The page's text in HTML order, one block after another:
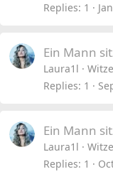
Replies 1
Ein Mann
Laura1l
Replies 1
Ein Mann
Laura1l
Replies 1